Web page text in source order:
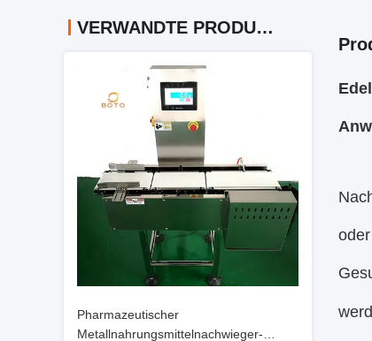
VERWANDTE PRODUKTE
Pharmazeutischer
Metallnahrungsmittelnachwieger-